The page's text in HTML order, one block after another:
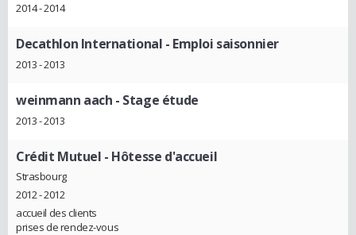
2014 - 2014
Decathlon International - Emploi saisonnier
2013 - 2013
weinmann aach - Stage étude
2013 - 2013
Crédit Mutuel - Hôtesse d'accueil
Strasbourg
2012 - 2012
accueil des clients
prises de rendez-vous